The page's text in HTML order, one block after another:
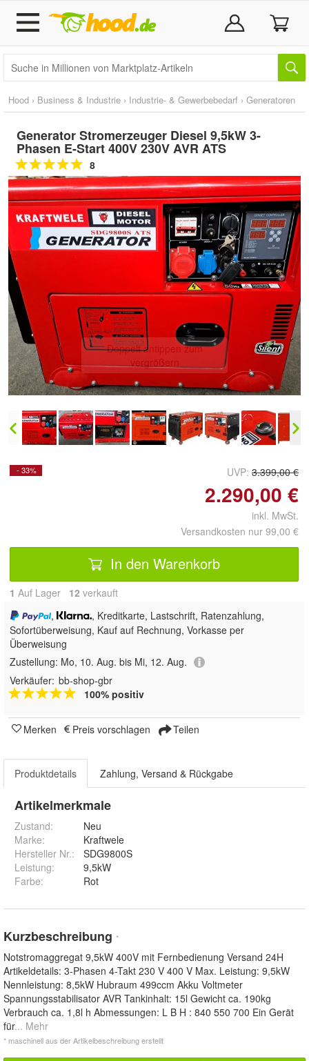
Hood › Business & Industrie › Industrie- & Gewerbebedarf › Generatoren
Generator Stromerzeuger Diesel 9,5kW 3-
Phasen E-Start 400V 230V AVR ATS
8
Doppelt antippen zum
vergrößern
- 33% UVP: 3.399,00 €
2.290,00 €
inkl. MwSt.
Versandkosten nur 99,00 €
In den Warenkorb
1 Auf Lager 12 verkauft
,
, Kreditkarte, Lastschrift, Ratenzahlung,
Sofortüberweisung, Kauf auf Rechnung, Vorkasse per
Überweisung
Zustellung: Mo, 10. Aug. bis Mi, 12. Aug.
Verkäufer: bb-shop-gbr
100% positiv
Merken Preis vorschlagen Teilen
Produktdetails Zahlung, Versand & Rückgabe
Artikelmerkmale
Zustand:
Neu
Marke:
Kraftwele
Hersteller Nr.:
SDG9800S
Leistung:
9,5kW
Farbe: Rot
Kurzbeschreibung *
Notstromaggregat 9,5kW 400V mit Fernbedienung Versand 24H
Artikeldetails: 3-Phasen 4-Takt 230 V 400 V Max. Leistung: 9,5kW
Nennleistung: 8,5kW Hubraum 499ccm Akku Voltmeter
Spannungsstabilisator AVR Tankinhalt: 15l Gewicht ca. 190kg
Verbrauch ca. 1,8l h Abmessungen: L B H : 840 550 700 Ein Gerät
für... Mehr
* maschinell aus der Artikelbeschreibung erstellt